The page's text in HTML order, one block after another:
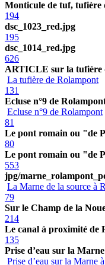
Monticule de tuf, tufière
194
dsc_1023_red.jpg
195
dsc_1014_red.jpg
626
ARTICLE sur la tufière
La tufière de Rolampont
131
Ecluse n°9 de
Ecluse n°9 de Rolampont
81
Le pont romain ou "de
80
Le pont romain ou "de
553
jpg/
La Marne de la source à
79
Sur le Champ de la
214
Le canal à proximité de
135
Prise d’eau sur la
Prise d’eau sur la Marne